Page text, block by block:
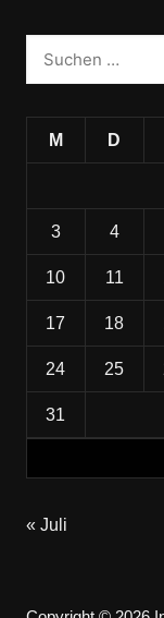
M D
3 4
10 11
17 18
24 25
31
« Juli